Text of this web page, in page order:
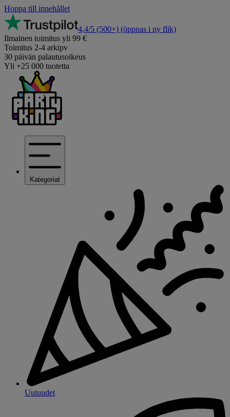
Hoppa till innehållet
4,4/5 (500+) (öppnas i ny flik)
Ilmainen toimitus yli 99 €
Toimitus 2-4 arkipv
30 päivän palautusoikeus
Yli +25 000 tuotetta
Kategoriat
Uutuudet